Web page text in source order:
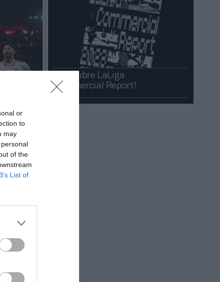
or
to
may
of the
List of
s
¡Descubre LaLiga
Commercial Report!​​